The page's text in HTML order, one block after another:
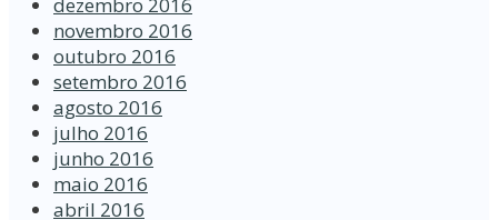
dezembro 2016
novembro 2016
outubro 2016
setembro 2016
agosto 2016
julho 2016
junho 2016
maio 2016
abril 2016